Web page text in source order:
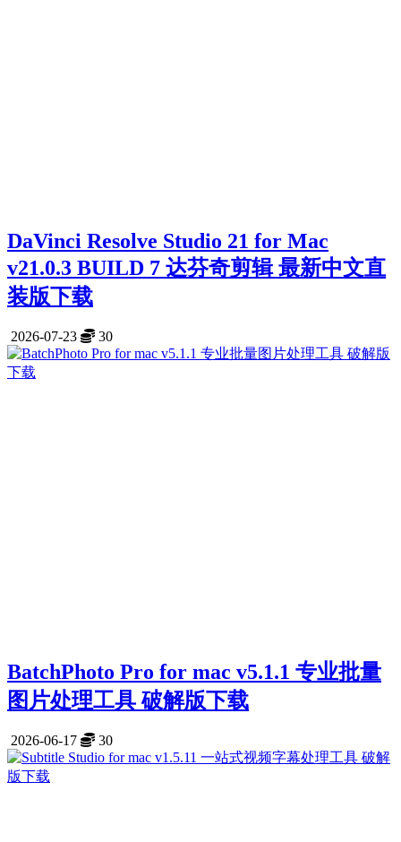
DaVinci Resolve Studio 21 for Mac
v21.0.3 BUILD 7 达芬奇剪辑 最新中文直
装版下载
2026-07-23 30
BatchPhoto Pro for mac v5.1.1 专业批量
图片处理工具 破解版下载
2026-06-17 30